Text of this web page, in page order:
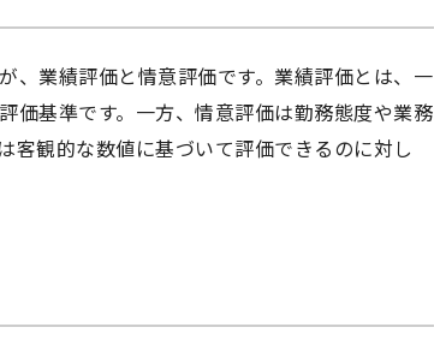
、業績評価と情意評価です。業績評価とは、一
価基準です。一方、情意評価は勤務態度や業務
客観的な数値に基づいて評価できるのに対し